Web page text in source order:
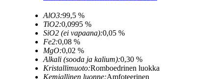
AlO3:99,5 %
TiO2:0,0995 %
SiO2 (ei vapaana):0,05 %
Fe2:0,08 %
MgO:0,02 %
Alkali (sooda ja kalium):0,30 %
Kristallimuoto:Romboedrinen luokka
Kemiallinen luonne:Amfoteerinen